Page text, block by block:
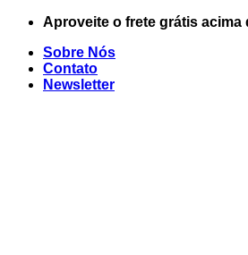
Skip
content
Aproveite o frete grátis acima
Sobre Nós
Contato
Newsletter